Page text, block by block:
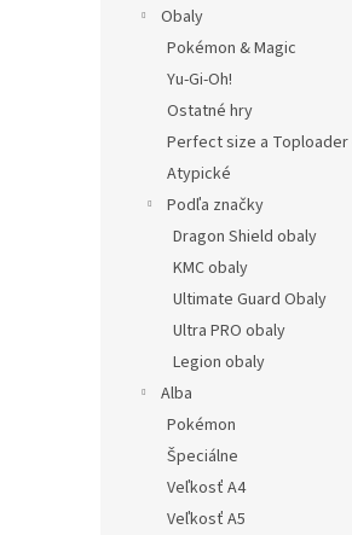
Obaly
Pokémon & Magic
Yu-Gi-Oh!
Ostatné hry
Perfect size a
Atypické
Podľa značky
Dragon Shield obaly
KMC obaly
Ultimate Guard Obaly
Ultra PRO obaly
Legion obaly
Alba
Pokémon
Špeciálne
Veľkosť A4
Veľkosť A5